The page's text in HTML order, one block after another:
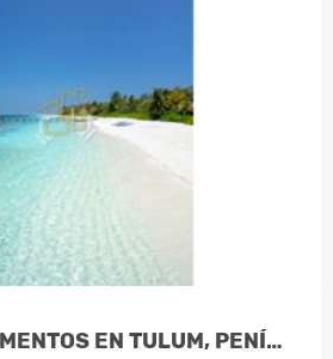
VENTA APARTAMENTOS EN TULUM, PENÍNSU…